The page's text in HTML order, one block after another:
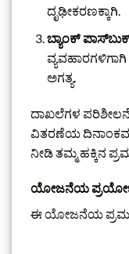
ದೃಢೀಕರಣಕ್ಕಾಗಿ.
ಬ್ಯಾಂಕ್
ಅಗತ್ಯ.
ದಾಖಲೆಗಳ
ವಿತರಣೆಯ
ನೀಡಿ ತಮ್ಮ ಹಕ್ಕಿನ
ಯೋಜನೆಯ
ಈ ಯೋಜನೆಯ